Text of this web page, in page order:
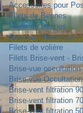
Accessoires pour
Filets de Bennes
Filets de Bennes
Sandow - Elastique
Filets de volière
Filets Brise-vent -
Brise-vue
Brise-vue
Brise-vent filtration
Brise-vent filtration
Brise-vent filtration